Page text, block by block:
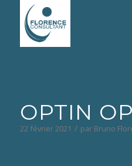
OPTIN
22 février 2021 / par Bruno